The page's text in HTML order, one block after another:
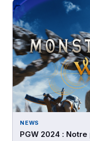
NEWS
PGW 2024 :